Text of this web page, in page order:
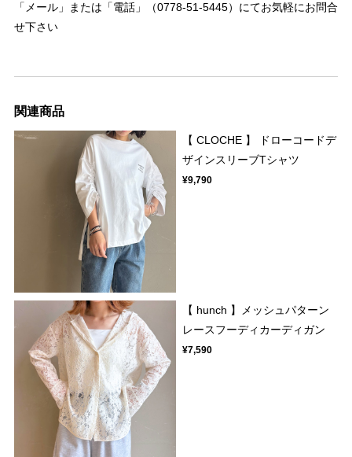
「メール」または「電話」（0778-51-5445）にてお気軽にお問合
せ下さい
関連商品
【 CLOCHE 】 ドローコードデ
ザインスリーブTシャツ
¥9,790
【 hunch 】メッシュパターン
レースフーディカーディガン
¥7,590